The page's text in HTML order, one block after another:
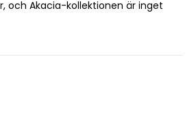
och Akacia-kollektionen är inget